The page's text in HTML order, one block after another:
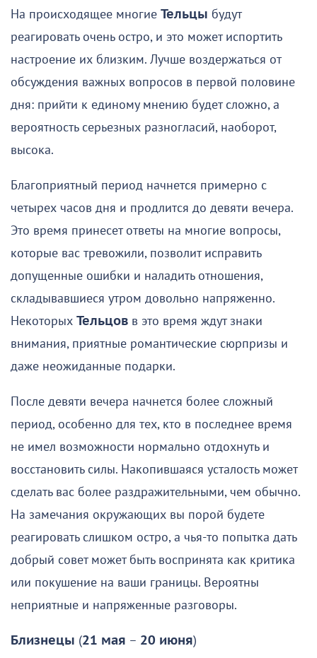
На происходящее многие Тельцы будут
реагировать очень остро, и это может испортить
настроение их близким. Лучше воздержаться от
обсуждения важных вопросов в первой половине
дня: прийти к единому мнению будет сложно, а
вероятность серьезных разногласий, наоборот,
высока.
Благоприятный период начнется примерно с
четырех часов дня и продлится до девяти вечера.
Это время принесет ответы на многие вопросы,
которые вас тревожили, позволит исправить
допущенные ошибки и наладить отношения,
складывавшиеся утром довольно напряженно.
Некоторых Тельцов в это время ждут знаки
внимания, приятные романтические сюрпризы и
даже неожиданные подарки.
После девяти вечера начнется более сложный
период, особенно для тех, кто в последнее время
не имел возможности нормально отдохнуть и
восстановить силы. Накопившаяся усталость может
сделать вас более раздражительными, чем обычно.
На замечания окружающих вы порой будете
реагировать слишком остро, а чья-то попытка дать
добрый совет может быть воспринята как критика
или покушение на ваши границы. Вероятны
неприятные и напряженные разговоры.
Близнецы (21 мая – 20 июня)